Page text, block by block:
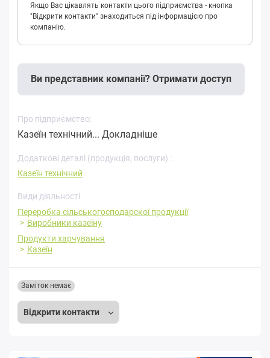
Якщо Вас цікавлять контакти цього підприємства - кнопка
"Відкрити контакти" знаходиться під інформацією про
компанію.
Ви представник компанії? Отримати доступ
Про підприємство:
Казеїн технічний... Докладніше
Додаткові деталі (продукція, послуги) :
Казеїн технічний
Види діяльності
Переробка cільськогосподарскої продукції
Виробники казеїну
Продукти харчування
Казеїн
Відкрити контакти
Заміток немає